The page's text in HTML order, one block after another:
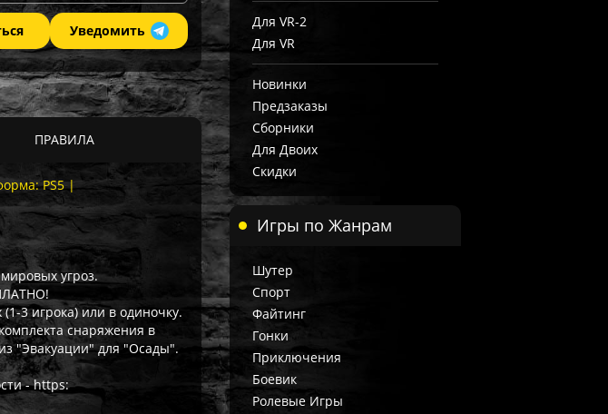
Уведомить
ПРАВИЛА
PS5 |
угроз.
3 игрока) или в одиночку.
снаряжения в
"Эвакуации" для "Осады".
- https:
Для VR-2
Для VR
Новинки
Предзаказы
Сборники
Для Двоих
Скидки
Игры по Жанрам
Шутер
Спорт
Файтинг
Гонки
Приключения
Боевик
Ролевые Игры